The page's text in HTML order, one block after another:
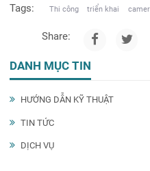
DANH MỤC TIN
HƯỚNG DẪN KỸ THUẬT
TIN TỨC
DỊCH VỤ
Tags: Thi công triển khai
Share: